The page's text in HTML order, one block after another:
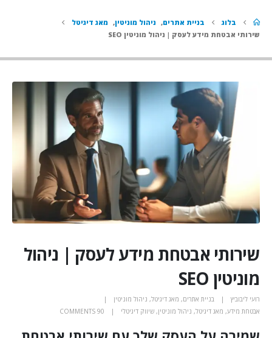
בלוג בניית אתרים, ניהול מוניטין, מאג דיגיטל
שירותי אבטחת מידע לעסק | ניהול מוניטין SEO
שירותי אבטחת מידע לעסק | ניהול
מוניטין SEO
רועי ליבוביץ בניית אתרים, מאג דיגיטל, ניהול מוניטין
אבטחת מידע, מאג דיגיטל, ניהול מוניטין, שיווק דיגיטלי 90 COMMENTS